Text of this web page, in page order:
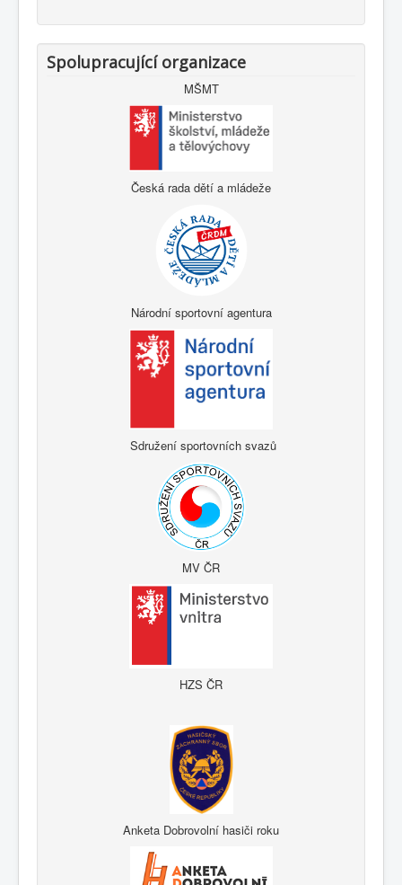
Spolupracující organizace
MŠMT
Česká rada dětí a mládeže
Národní sportovní agentura
Sdružení sportovních svazů
MV ČR
HZS ČR
Anketa Dobrovolní hasiči roku